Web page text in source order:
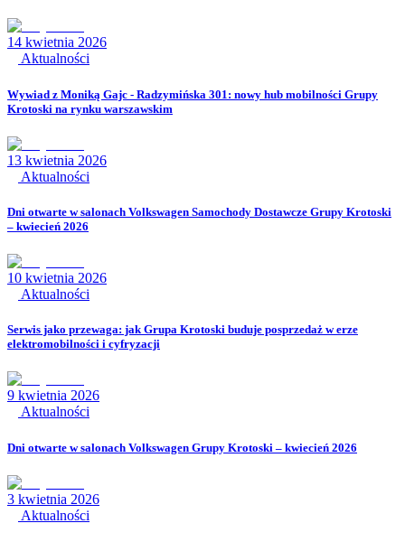
14 kwietnia 2026
Aktualności
Wywiad z Moniką Gajc - Radzymińska 301: nowy hub mobilności Grupy
Krotoski na rynku warszawskim
13 kwietnia 2026
Aktualności
Dni otwarte w salonach Volkswagen Samochody Dostawcze Grupy Krotoski
– kwiecień 2026
10 kwietnia 2026
Aktualności
Serwis jako przewaga: jak Grupa Krotoski buduje posprzedaż w erze
elektromobilności i cyfryzacji
9 kwietnia 2026
Aktualności
Dni otwarte w salonach Volkswagen Grupy Krotoski – kwiecień 2026
3 kwietnia 2026
Aktualności